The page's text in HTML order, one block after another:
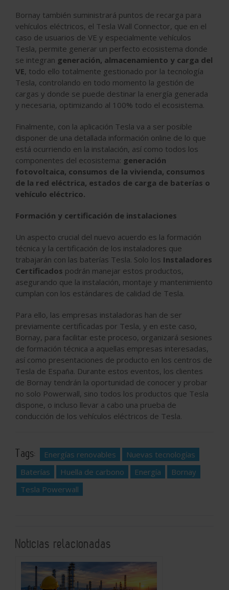
Bornay también suministrará puntos de recarga para
vehículos eléctricos, el Tesla Wall Connector, que en el
caso de usuarios de VE y especialmente vehículos
Tesla, permite generar un perfecto ecosistema donde
se integran generación, almacenamiento y carga del
VE, todo ello totalmente gestionado por la tecnología
Tesla, controlando en todo momento la gestión de
cargas y donde se puede destinar la energía generada
y necesaria, optimizando al 100% todo el ecosistema.
Finalmente, con la aplicación Tesla va a ser posible
disponer de una detallada información online de lo que
está ocurriendo en la instalación, así como todos los
componentes del ecosistema: generación
fotovoltaica, consumos de la vivienda, consumos
de la red eléctrica, estados de carga de baterías o
vehículo eléctrico.
Formación y certificación de instalaciones
Un aspecto crucial del nuevo acuerdo es la formación
técnica y la certificación de los instaladores que
trabajarán con las baterías Tesla. Solo los Instaladores
Certificados podrán manejar estos productos,
asegurando que la instalación, montaje y mantenimiento
cumplan con los estándares de calidad de Tesla.
Para ello, las empresas instaladoras han de ser
previamente certificadas por Tesla, y en este caso,
Bornay, para facilitar este proceso, organizará sesiones
de formación técnica a aquellas empresas interesadas,
así como presentaciones de producto en los centros de
Tesla de España. Durante estos eventos, los clientes
de Bornay tendrán la oportunidad de conocer y probar
no solo Powerwall, sino todos los productos que Tesla
dispone, o incluso llevar a cabo una prueba de
conducción de los vehículos eléctricos de Tesla.
Tags: Energías renovables
Nuevas tecnologías
Baterías
Huella de carbono Energía
Bornay
Tesla Powerwall
Noticias relacionadas